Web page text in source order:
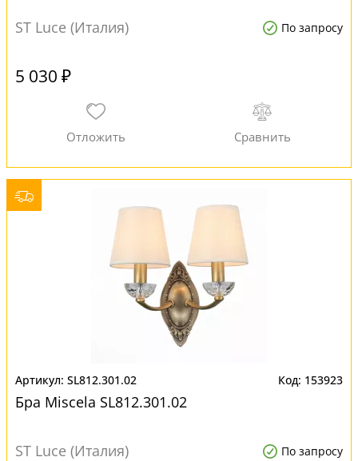
ST Luce (Италия) По запросу
5 030 ₽
SL812.301.02 153923
Бра Miscela SL812.301.02
ST Luce (Италия) По запросу